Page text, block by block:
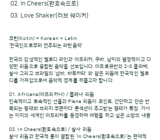
02. In Cheers(환호속으로)
03. Love Shaker(러브 쉐이커)
코틴(Kotin) = Korean + Latin
‘한국인으로부터 연주되는 라틴음악’
한국의 감성적인 멜로디 라인과 아프리카, 쿠바, 남미의 열정적이고 다
양한 리듬으로 융합된 음악을 선보입니다. 아프로큐반의 2-3 클라베,
살사 그리고 브라질의 ‘삼바, 바투카타’ 와 같은 리듬에 한국적인 멜로
디를 가져감으로써 음악적 경계를 허물고자 합니다.
01. Africana(아프리카나) / 플레나 리듬
민속적이고 토속적인 선율과 Plena 리듬이 포인트. 간단하고 단순 반
복되는 형태와 브리지 부분마다 혼섹션이 주고받는 형태가 특징. 가사
는 미지의 세계인 아프리카를 동경하며 여행을 하고 싶은 소망의 내용
02. In Cheers(환호속으로) / 살사 리듬
살사 리듬과 한국적 흥이 결합된 ‘In Cheers(환호속으로)’는 현대적